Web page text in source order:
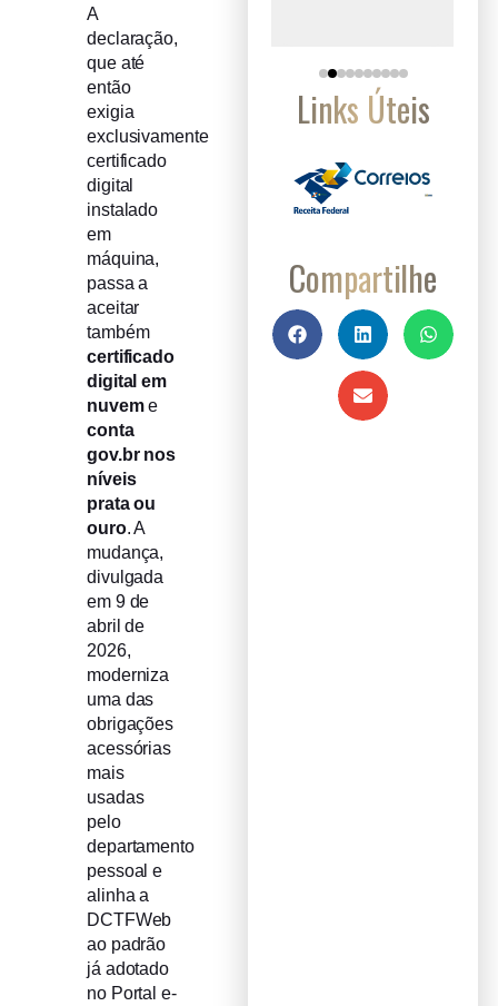
A
declaração,
que até
então
exigia
exclusivamente
certificado
digital
instalado
em
máquina,
passa a
aceitar
também
certificado
digital em
nuveme
conta
gov.br nos
níveis
prata ou
ouro. A
mudança,
divulgada
em 9 de
abril de
2026,
moderniza
uma das
obrigações
acessórias
mais
usadas
pelo
departamento
pessoal e
alinha a
DCTFWeb
ao padrão
já adotado
no Portal e-
Links Úteis
Compartilhe